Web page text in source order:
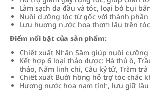
Làm sạch da đầu và tóc, loại bỏ bụi bẩn
Nuôi dưỡng tóc từ gốc với thành
Lưu hương nước hoa thơm lâu trên tóc
Điểm nổi bật của sản phẩm:
Chiết xuất Nhân Sâm giúp nuôi dưỡng
Kết hợp 6 loại thảo dược: Hà thủ ô,
thảo, Nấm linh chi, Câu kỷ tử, Tràm trà
Chiết xuất Bưởi hồng hỗ trợ tóc chắc
Hương nước hoa nam tính, lưu giữ lâu